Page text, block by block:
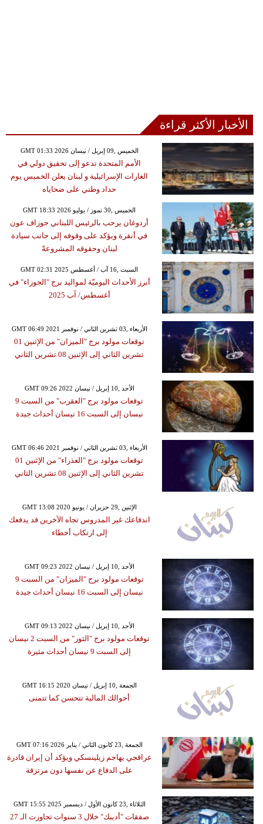
الأخبار الأكثر قراءة
GMT 01:33 2026 الخميس ,09 إبريل / نيسان
الأمم المتحدة تدعو إلى تحقيق دولي في
الغارات الإسرائيلية و لبنان يعلن الخميس يوم
حداد وطني على ضحاياه
GMT 18:33 2026 الخميس ,30 تموز / يوليو
أردوغان يرحب بالرئيس اللبناني جوزاف عون
في أنقرة ويؤكد على وقوفه إلى جانب سيادة
لبنان وحقوقه المشروعةً
GMT 02:31 2025 السبت ,16 آب / أغسطس
أبرز الأحداث اليوميّة لمواليد برج "الجوزاء" في
أغسطس/ آب 2025
GMT 06:49 2021 الأربعاء ,03 تشرين الثاني / نوفمبر
توقعات مولود برج "الميزان" من الإثنين 01
تشرين الثاني إلى الإثنين 08 تشرين الثاني
GMT 09:26 2022 الأحد ,10 إبريل / نيسان
توقعات مولود برج "العقرب" من السبت 9
نيسان إلى السبت 16 نيسان أحداث جيدة
GMT 06:46 2021 الأربعاء ,03 تشرين الثاني / نوفمبر
توقعات مولود برج "العذراء" من الإثنين 01
تشرين الثاني إلى الإثنين 08 تشرين الثاني
GMT 13:08 2020 الإثنين ,29 حزيران / يونيو
اندفاعك غير المدروس تجاه الآخرين قد يدفعك
إلى ارتكاب أخطاء
GMT 09:23 2022 الأحد ,10 إبريل / نيسان
توقعات مولود برج "الميزان" من السبت 9
نيسان إلى السبت 16 نيسان أحداث جيدة
GMT 09:13 2022 الأحد ,10 إبريل / نيسان
توقعات مولود برج "الثور" من السبت 2 نيسان
إلى السبت 9 نيسان أحداث مثيرة
GMT 16:15 2020 الجمعة ,10 إبريل / نيسان
أحوالك المالية تتحسن كما تتمنى
GMT 07:16 2026 الجمعة ,23 كانون الثاني / يناير
عراقجي يهاجم زيلينسكي ويؤكد أن إيران قادرة
على الدفاع عن نفسها دون مرتزقة
GMT 15:55 2025 الثلاثاء ,23 كانون الأول / ديسمبر
صفقات "أديبك" خلال 3 سنوات تجاوزت الـ 27